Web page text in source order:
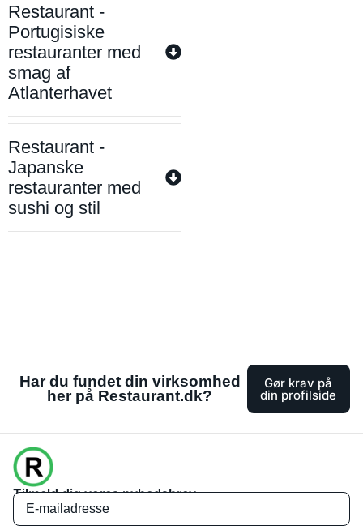
Restaurant -
Portugisiske
restauranter med
smag af
Atlanterhavet
Restaurant -
Japanske
restauranter med
sushi og stil
Har du fundet din virksomhed
her på Restaurant.dk?
Gør krav på
din profilside
Tilmeld dig vores nyhedsbrev